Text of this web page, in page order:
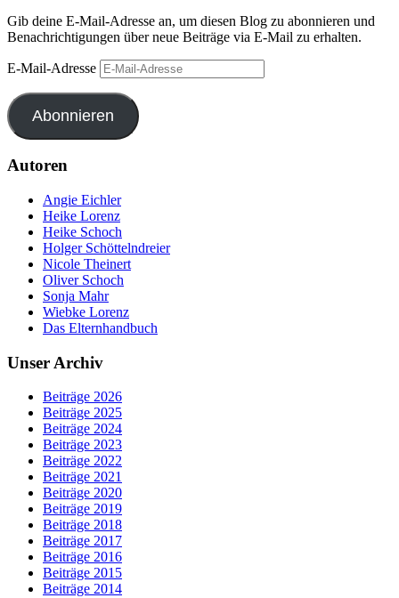
Gib deine E-Mail-Adresse an, um diesen Blog zu abonnieren und
Benachrichtigungen über neue Beiträge via E-Mail zu erhalten.
E-Mail-Adresse
Abonnieren
Autoren
Angie Eichler
Heike Lorenz
Heike Schoch
Holger Schöttelndreier
Nicole Theinert
Oliver Schoch
Sonja Mahr
Wiebke Lorenz
Das Elternhandbuch
Unser Archiv
Beiträge 2026
Beiträge 2025
Beiträge 2024
Beiträge 2023
Beiträge 2022
Beiträge 2021
Beiträge 2020
Beiträge 2019
Beiträge 2018
Beiträge 2017
Beiträge 2016
Beiträge 2015
Beiträge 2014